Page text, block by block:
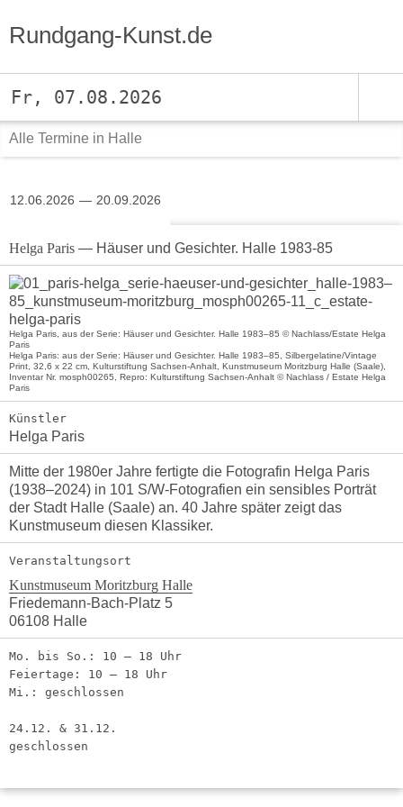
Rundgang-Kunst.de
Fr, 07.08.2026
Alle Termine in Halle
12.06.2026 20.09.2026
Helga Paris— Häuser und Gesichter. Halle 1983-85
Helga Paris, aus der Serie: Häuser und Gesichter. Halle 1983–85 © Nachlass/Estate Helga
Paris
Helga Paris: aus der Serie: Häuser und Gesichter. Halle 1983–85, Silbergelatine/Vintage
Print, 32,6 x 22 cm, Kulturstiftung Sachsen-Anhalt, Kunstmuseum Moritzburg Halle (Saale),
Inventar Nr. mosph00265, Repro: Kulturstiftung Sachsen-Anhalt © Nachlass / Estate Helga
Paris
Künstler
Helga Paris
Mitte der 1980er Jahre fertigte die Fotografin Helga Paris
(1938–2024) in 101 S/W-Fotografien ein sensibles Porträt
der Stadt Halle (Saale) an. 40 Jahre später zeigt das
Kunstmuseum diesen Klassiker.
Veranstaltungsort
Kunstmuseum Moritzburg Halle
Friedemann-Bach-Platz 5
06108 Halle
Mo. bis So.: 10 – 18 Uhr
Feiertage: 10 – 18 Uhr
Mi.: geschlossen
24.12. & 31.12.
geschlossen